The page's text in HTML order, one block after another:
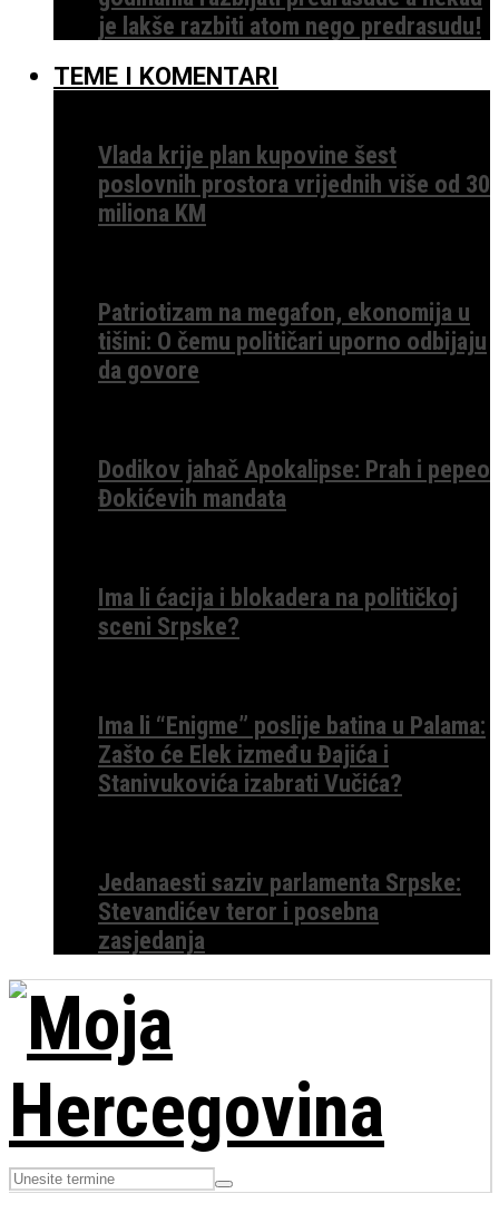
je lakše razbiti atom nego predrasudu!
TEME I KOMENTARI
Vlada krije plan kupovine šest
poslovnih prostora vrijednih više od 30
miliona KM
Patriotizam na megafon, ekonomija u
tišini: O čemu političari uporno odbijaju
da govore
Dodikov jahač Apokalipse: Prah i pepeo
Đokićevih mandata
Ima li ćacija i blokadera na političkoj
sceni Srpske?
Ima li “Enigme” poslije batina u Palama:
Zašto će Elek između Đajića i
Stanivukovića izabrati Vučića?
Jedanaesti saziv parlamenta Srpske:
Stevandićev teror i posebna
zasjedanja